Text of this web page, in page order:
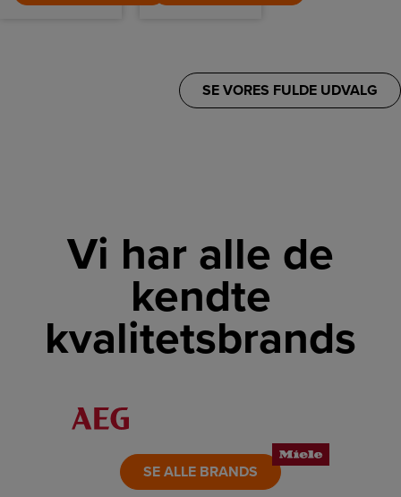
SE VORES FULDE UDVALG
Vi har alle de
kendte
kvalitetsbrands
LINK
SE ALLE BRANDS